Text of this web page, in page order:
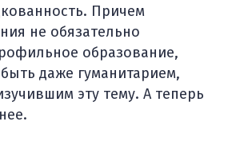
Причем
не обязательно
образование,
даже гуманитарием,
эту тему. А теперь